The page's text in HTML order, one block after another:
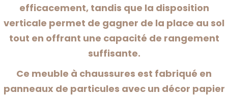
efficacement, tandis que la disposition
verticale permet de gagner de la place au sol
tout en offrant une capacité de rangement
suffisante.
Ce meuble à chaussures est fabriqué en
panneaux de particules avec un décor papier